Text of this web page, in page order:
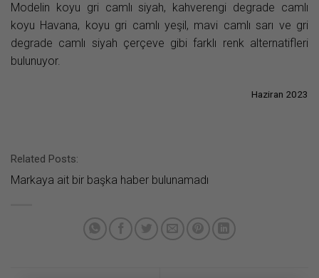
Modelin koyu gri camlı siyah, kahverengi degrade camlı
koyu Havana, koyu gri camlı yeşil, mavi camlı sarı ve gri
degrade camlı siyah çerçeve gibi farklı renk alternatifleri
bulunuyor.
Haziran 2023
Related Posts:
Markaya ait bir başka haber bulunamadı